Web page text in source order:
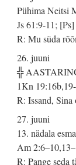
Pühima Neitsi
Js 61:9-11;
R: Mu süda
26. juuni
╬
1Kn
R: Issand, Sina
27. juuni
13. nädala
Am
R: Pange seda